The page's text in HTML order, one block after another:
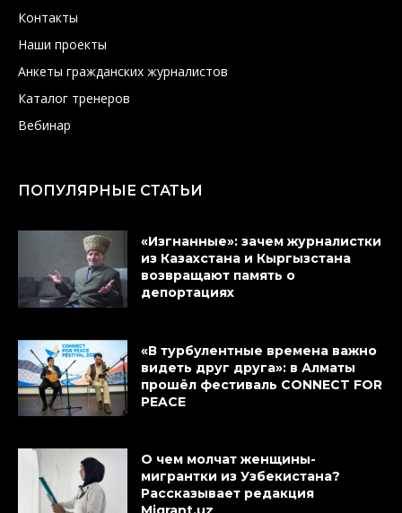
Контакты
Наши проекты
Анкеты гражданских журналистов
Каталог тренеров
Вебинар
ПОПУЛЯРНЫЕ СТАТЬИ
«Изгнанные»: зачем журналистки
из Казахстана и Кыргызстана
возвращают память о
депортациях
«В турбулентные времена важно
видеть друг друга»: в Алматы
прошёл фестиваль CONNECT FOR
PEACE
О чем молчат женщины-
мигрантки из Узбекистана?
Рассказывает редакция